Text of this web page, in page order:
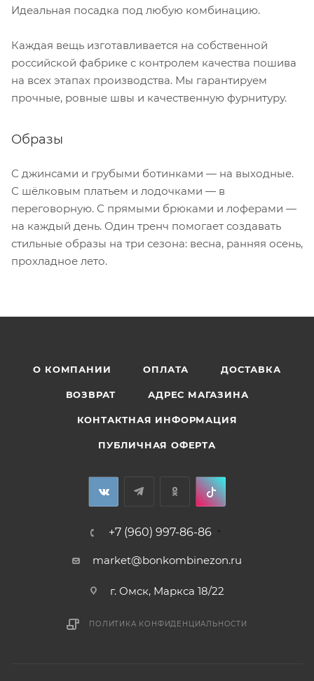
Идеальная посадка под любую комбинацию.
Каждая вещь изготавливается на собственной
российской фабрике с контролем качества пошива
на всех этапах производства. Мы гарантируем
прочные, ровные швы и качественную фурнитуру.
Образы
С джинсами и грубыми ботинками — на выходные.
С шёлковым платьем и лодочками — в
переговорную. С прямыми брюками и лоферами —
на каждый день. Один тренч помогает создавать
стильные образы на три сезона: весна, ранняя осень,
прохладное лето.
О КОМПАНИИ ОПЛАТА ДОСТАВКА
ВОЗВРАТ АДРЕС МАГАЗИНА
КОНТАКТНАЯ ИНФОРМАЦИЯ
ПУБЛИЧНАЯ ОФЕРТА
+7 (960) 997-86-86
market@bonkombinezon.ru
г. Омск, Маркса 18/22
ПОЛИТИКА КОНФИДЕНЦИАЛЬНОСТИ